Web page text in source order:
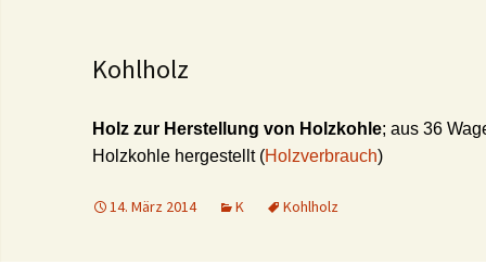
Kohlholz
Holz zur Herstellung von Holzkohle; aus 36
Holzkohle hergestellt (Holzverbrauch)
14. März 2014 K Kohlholz